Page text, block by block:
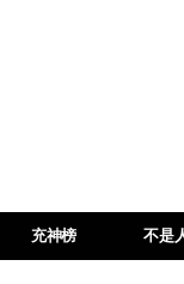
充神榜 不是